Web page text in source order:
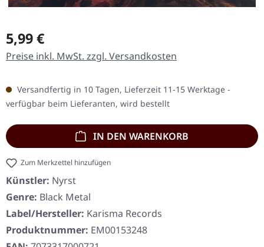
Regulärer Preis:
5,99 €
Preise inkl. MwSt. zzgl. Versandkosten
Versandfertig in 10 Tagen, Lieferzeit 11-15 Werktage -
verfügbar beim Lieferanten, wird bestellt
IN DEN WARENKORB
Zum Merkzettel hinzufügen
Künstler: Nyrst
Genre: Black Metal
Label/Hersteller: Karisma Records
Produktnummer: EM00153248